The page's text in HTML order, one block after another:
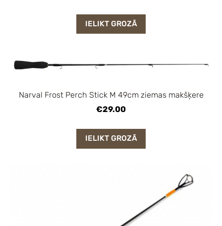
IELIKT GROZĀ
Narval Frost Perch Stick M 49cm ziemas makšķere
€29.00
IELIKT GROZĀ